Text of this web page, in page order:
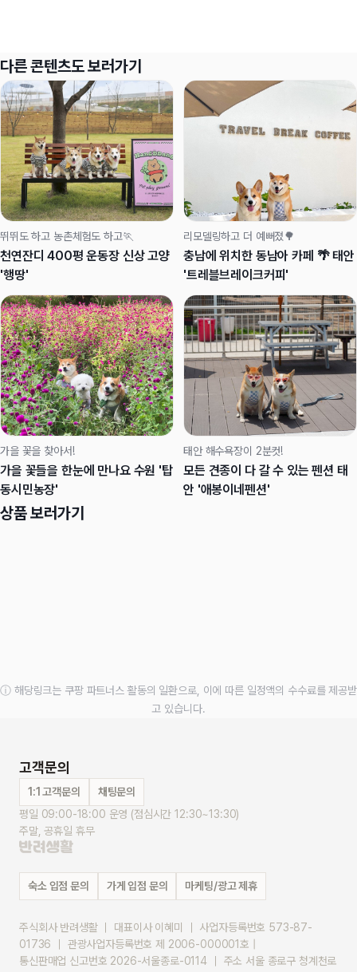
다른 콘텐츠도 보러가기
뛰뛰도 하고 농촌체험도 하고🏃
천연잔디 400평 운동장 신상 고양
'행땅'
리모델링하고 더 예뻐졌🌳
충남에 위치한 동남아 카페 🌴 태안
'트레블브레이크커피'
가을 꽃을 찾아서!
가을 꽃들을 한눈에 만나요 수원 '탑
동시민농장'
태안 해수욕장이 2분컷!
모든 견종이 다 갈 수 있는 펜션 태
안 '애봉이네펜션'
상품 보러가기
ⓘ 해당링크는 쿠팡 파트너스 활동의 일환으로, 이에 따른 일정액의 수수료를 제공받
고 있습니다.
고객문의
1:1 고객문의
채팅문의
평일 09:00-18:00 운영 (점심시간 12:30~13:30)
주말, 공휴일 휴무
숙소 입점 문의 가게 입점 문의 마케팅/광고 제휴
주식회사 반려생활 ｜ 대표이사 이혜미 ｜ 사업자등록번호 573-87-
01736 ｜ 관광사업자등록번호 제 2006-000001호 |
통신판매업 신고번호 2026-서울종로-0114 ｜ 주소 서울 종로구 청계천로